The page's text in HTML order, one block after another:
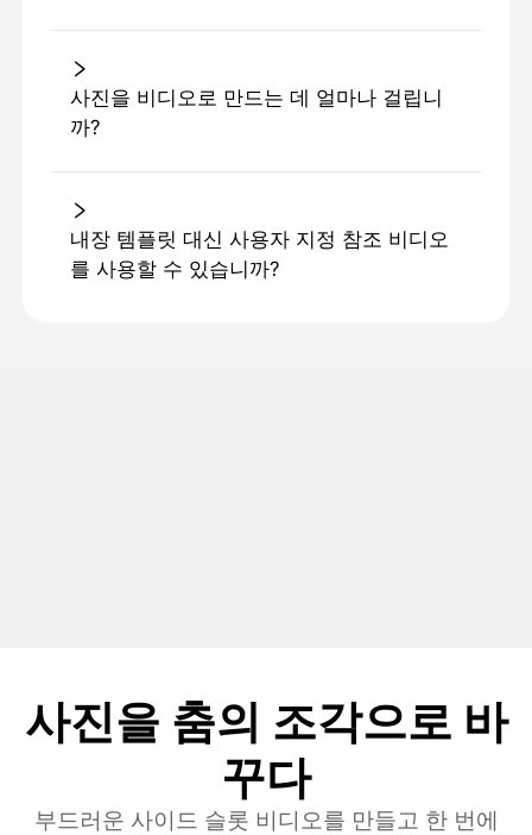
사진을 비디오로 만드는 데 얼마나 걸립니
까?
내장 템플릿 대신 사용자 지정 참조 비디오
를 사용할 수 있습니까?
사진을 춤의 조각으로 바
꾸다
부드러운 사이드 슬롯 비디오를 만들고 한 번에